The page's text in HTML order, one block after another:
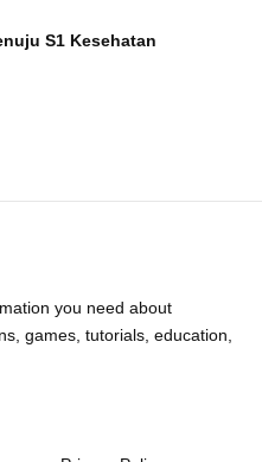
S1 Kesehatan
you need about
games, tutorials, education,